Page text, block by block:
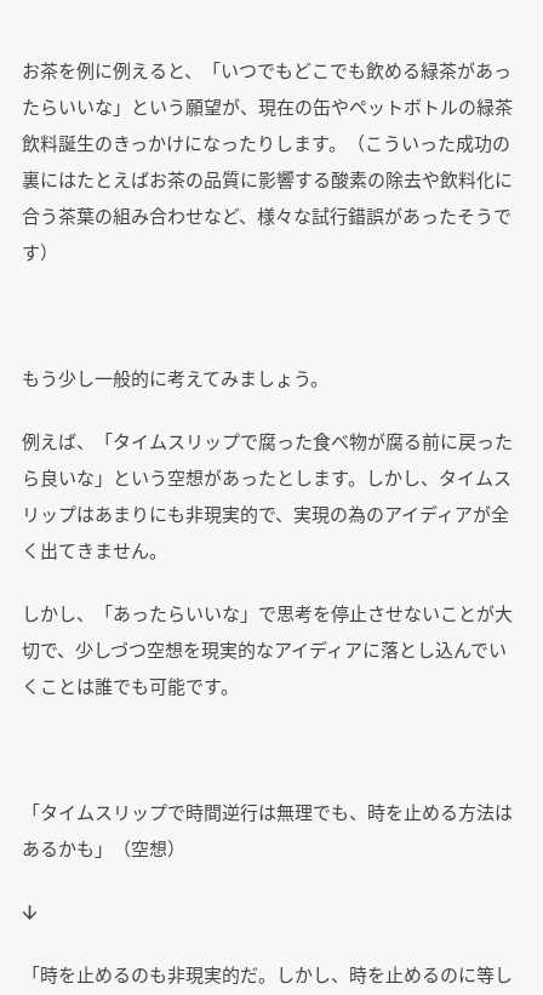
お茶を例に例えると、「いつでもどこでも飲める緑茶があっ
たらいいな」という願望が、現在の缶やペットボトルの緑茶
飲料誕生のきっかけになったりします。（こういった成功の
裏にはたとえばお茶の品質に影響する酸素の除去や飲料化に
合う茶葉の組み合わせなど、様々な試行錯誤があったそうで
す）
もう少し一般的に考えてみましょう。
例えば、「タイムスリップで腐った食べ物が腐る前に戻った
ら良いな」という空想があったとします。しかし、タイムス
リップはあまりにも非現実的で、実現の為のアイディアが全
く出てきません。
しかし、「あったらいいな」で思考を停止させないことが大
切で、少しづつ空想を現実的なアイディアに落とし込んでい
くことは誰でも可能です。
「タイムスリップで時間逆行は無理でも、時を止める方法は
あるかも」（空想）
↓
「時を止めるのも非現実的だ。しかし、時を止めるのに等し